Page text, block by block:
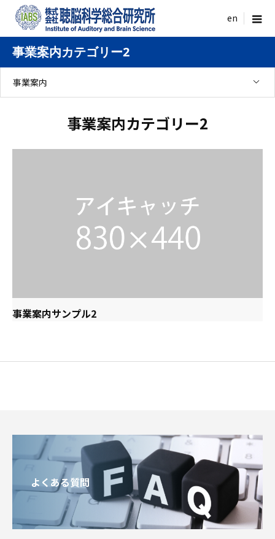
menu
事業案内カテゴリー2
事業案内
事業案内カテゴリー2
事業案内サンプル2
よくある質問